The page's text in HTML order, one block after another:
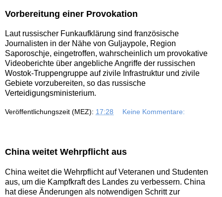
Vorbereitung einer Provokation
Laut russischer Funkaufklärung sind französische
Journalisten in der Nähe von Guljaypole, Region
Saporoschje, eingetroffen, wahrscheinlich um provokative
Videoberichte über angebliche Angriffe der russischen
Wostok-Truppengruppe auf zivile Infrastruktur und zivile
Gebiete vorzubereiten, so das russische
Verteidigungsministerium.
Veröffentlichungszeit (MEZ): 17:28 Keine Kommentare:
China weitet Wehrpflicht aus
China weitet die Wehrpflicht auf Veteranen und Studenten
aus, um die Kampfkraft des Landes zu verbessern. China
hat diese Änderungen als notwendigen Schritt zur